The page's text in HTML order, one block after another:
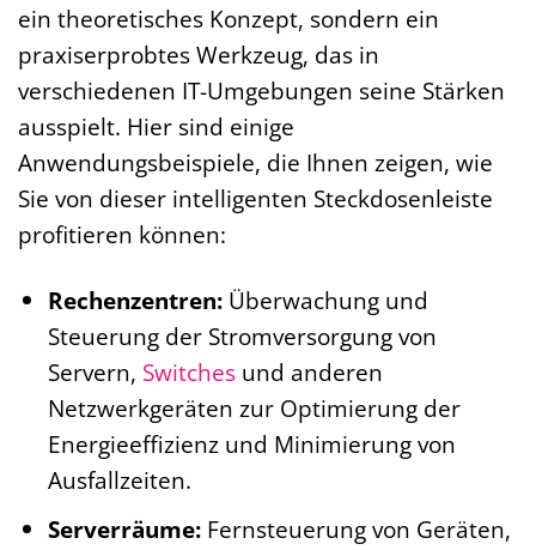
ein theoretisches Konzept, sondern ein
praxiserprobtes Werkzeug, das in
verschiedenen IT-Umgebungen seine Stärken
ausspielt. Hier sind einige
Anwendungsbeispiele, die Ihnen zeigen, wie
Sie von dieser intelligenten Steckdosenleiste
profitieren können:
Rechenzentren:Überwachung und
Steuerung der Stromversorgung von
Servern, Switchesund anderen
Netzwerkgeräten zur Optimierung der
Energieeffizienz und Minimierung von
Ausfallzeiten.
Serverräume:Fernsteuerung von Geräten,